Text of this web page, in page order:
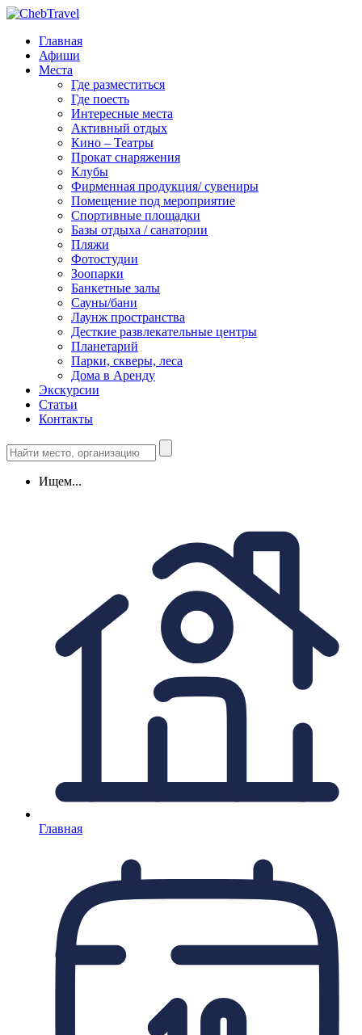
Главная
Афиши
Места
Где разместиться
Где поесть
Интересные места
Активный отдых
Кино – Театры
Прокат снаряжения
Клубы
Фирменная продукция/ сувениры
Помещение под мероприятие
Спортивные площадки
Базы отдыха / санатории
Пляжи
Фотостудии
Зоопарки
Банкетные залы
Сауны/бани
Лаунж пространства
Десткие развлекательные центры
Планетарий
Парки, скверы, леса
Дома в Аренду
Экскурсии
Статьи
Контакты
Ищем...
Главная